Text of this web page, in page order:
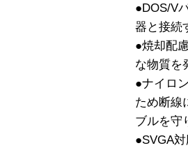
●DOS/V
器と接続
●焼却配
な物質を
●ナイロ
ため断線
ブルを守
●SVGA